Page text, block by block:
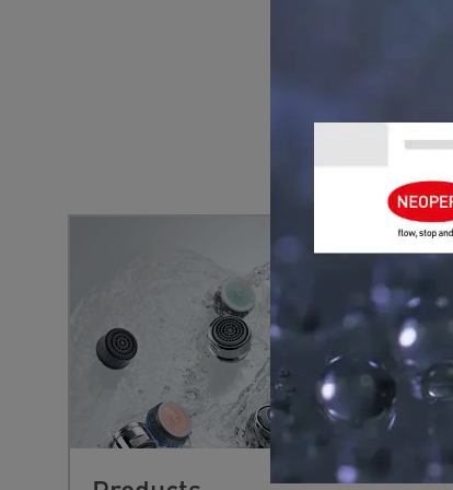
YOU